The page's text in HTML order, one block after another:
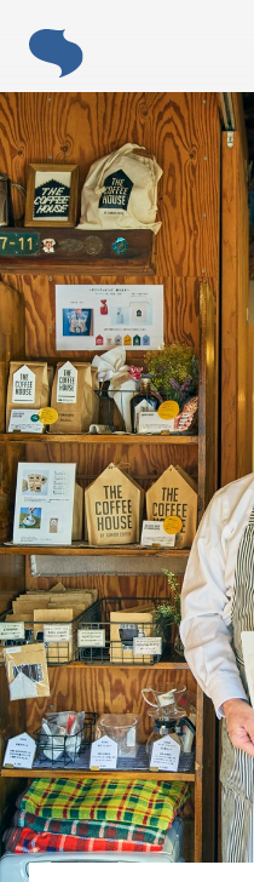
「
ACTIVITY 「すみだモダン」
つながる パートナーシ
つくる フラッグシップ
つたえる ブランドコミ
台湾・千葉大学連携